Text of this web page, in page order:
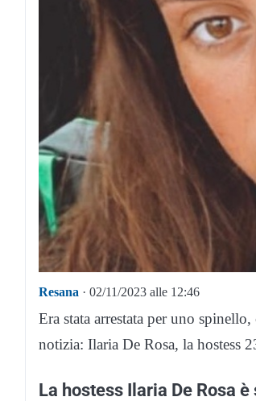
Resana · 02/11/2023 alle 12:46
Era stata arrestata per uno
notizia: Ilaria De Rosa, la hostess
La hostess Ilaria De Rosa